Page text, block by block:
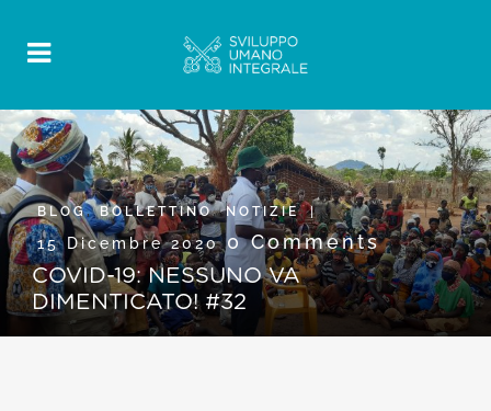
BLOG,BOLLETTINO,NOTIZIE
15 Dicembre 20200 Comments
COVID-19: NESSUNO VA
DIMENTICATO! #32